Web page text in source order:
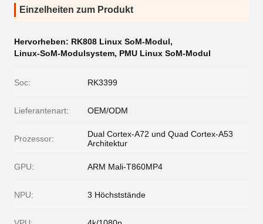
Einzelheiten zum Produkt
Hervorheben: RK808 Linux SoM-Modul,
Linux-SoM-Modulsystem, PMU Linux SoM-Modul
Soc: RK3399
Lieferantenart: OEM/ODM
Prozessor:
Dual Cortex-A72 und Quad Cortex-A53
Architektur
GPU: ARM Mali-T860MP4
NPU: 3 Höchststände